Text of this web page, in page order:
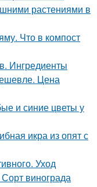
растениями в
Что в компост
Ингредиенты
Цена
и синие цветы у
икра из опят с
Уход
винограда